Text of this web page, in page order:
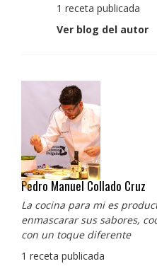
1 receta publicada
Ver blog del autor
Pedro Manuel Collado Cruz
La cocina para mi es
enmascarar sus sabores,
con un toque diferente
1 receta publicada